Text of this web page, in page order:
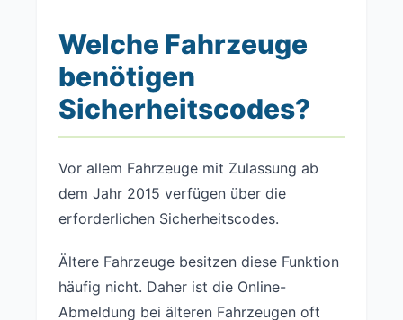
Welche Fahrzeuge
benötigen
Sicherheitscodes?
Vor allem Fahrzeuge mit Zulassung ab
dem Jahr 2015 verfügen über die
erforderlichen Sicherheitscodes.
Ältere Fahrzeuge besitzen diese Funktion
häufig nicht. Daher ist die Online-
Abmeldung bei älteren Fahrzeugen oft